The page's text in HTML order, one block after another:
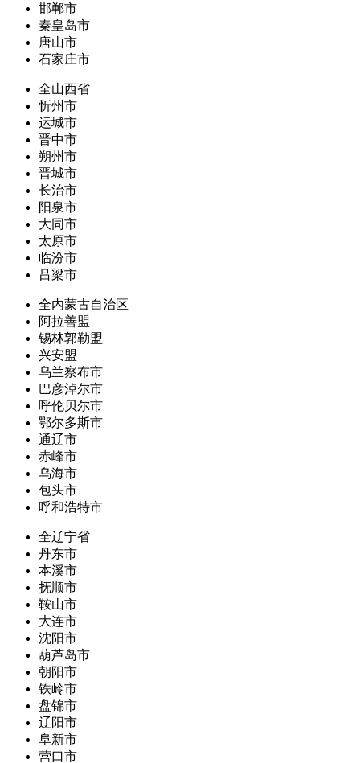
邯郸市
秦皇岛市
唐山市
石家庄市
全山西省
忻州市
运城市
晋中市
朔州市
晋城市
长治市
阳泉市
大同市
太原市
临汾市
吕梁市
全内蒙古自治区
阿拉善盟
锡林郭勒盟
兴安盟
乌兰察布市
巴彦淖尔市
呼伦贝尔市
鄂尔多斯市
通辽市
赤峰市
乌海市
包头市
呼和浩特市
全辽宁省
丹东市
本溪市
抚顺市
鞍山市
大连市
沈阳市
葫芦岛市
朝阳市
铁岭市
盘锦市
辽阳市
阜新市
营口市